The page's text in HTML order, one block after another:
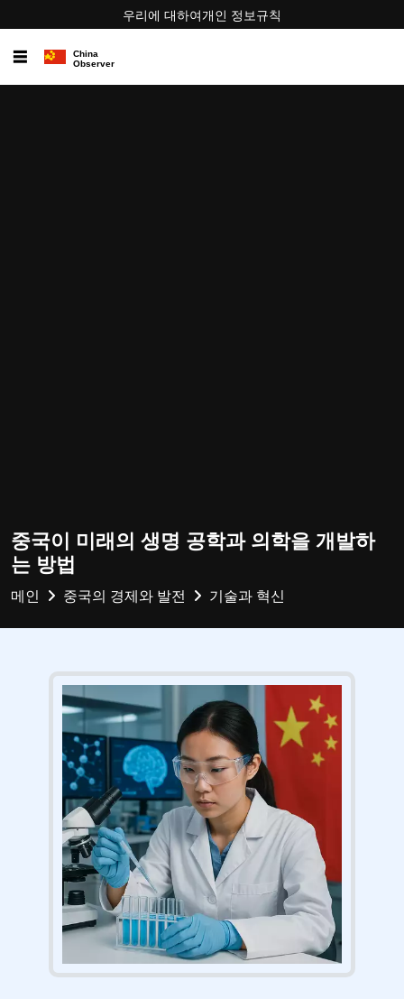
우리에 대하여개인 정보규칙
☰
중국이 미래의 생명 공학과 의학을 개발하
는 방법
메인 중국의 경제와 발전 기술과 혁신